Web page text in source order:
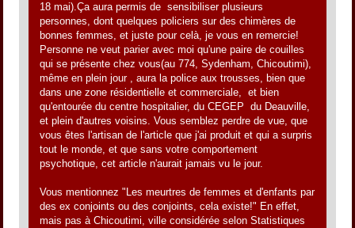
18 mai).Ça aura permis de sensibiliser plusieurs
personnes, dont quelques policiers sur des chimères de
bonnes femmes, et juste pour celà, je vous en remercie!
Personne ne veut parier avec moi qu'une paire de couilles
qui se présente chez vous(au 774, Sydenham, Chicoutimi),
même en plein jour , aura la police aux trousses, bien que
dans une zone résidentielle et commerciale, et bien
qu'entourée du centre hospitalier, du CEGEP du Deauville,
et plein d'autres voisins. Vous semblez perdre de vue, que
vous êtes l'artisan de l'article que j'ai produit et qui a surpris
tout le monde, et que sans votre comportement
psychotique, cet article n'aurait jamais vu le jour.
Vous mentionnez "Les meurtres de femmes et d'enfants par
des ex conjoints ou des conjoints, cela existe!" En effet,
mais pas à Chicoutimi, ville considérée selon Statistiques